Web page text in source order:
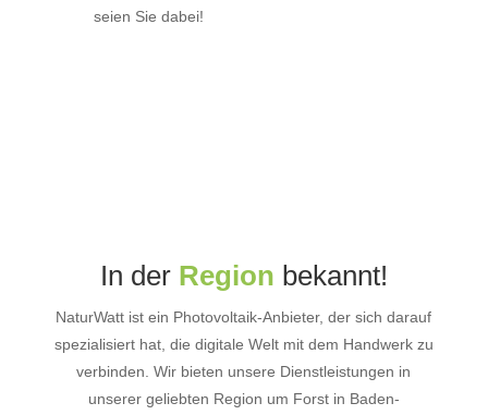
seien Sie dabei!
In derRegion bekannt!
NaturWatt ist ein Photovoltaik-Anbieter, der sich darauf
spezialisiert hat, die digitale Welt mit dem Handwerk zu
verbinden. Wir bieten unsere Dienstleistungen in
unserer geliebten Region um Forst in Baden-